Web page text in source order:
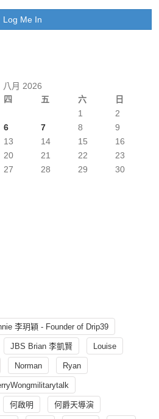
八月 2026
四 五 六 日
1
2
6 7 8
9
13 14 15
16
20 21 22
23
27 28 29
30
李玥穎 - Founder of Drip39
JBS Brian 李凱賢 Louise
Norman Ryan
何啟明 何爵天導演